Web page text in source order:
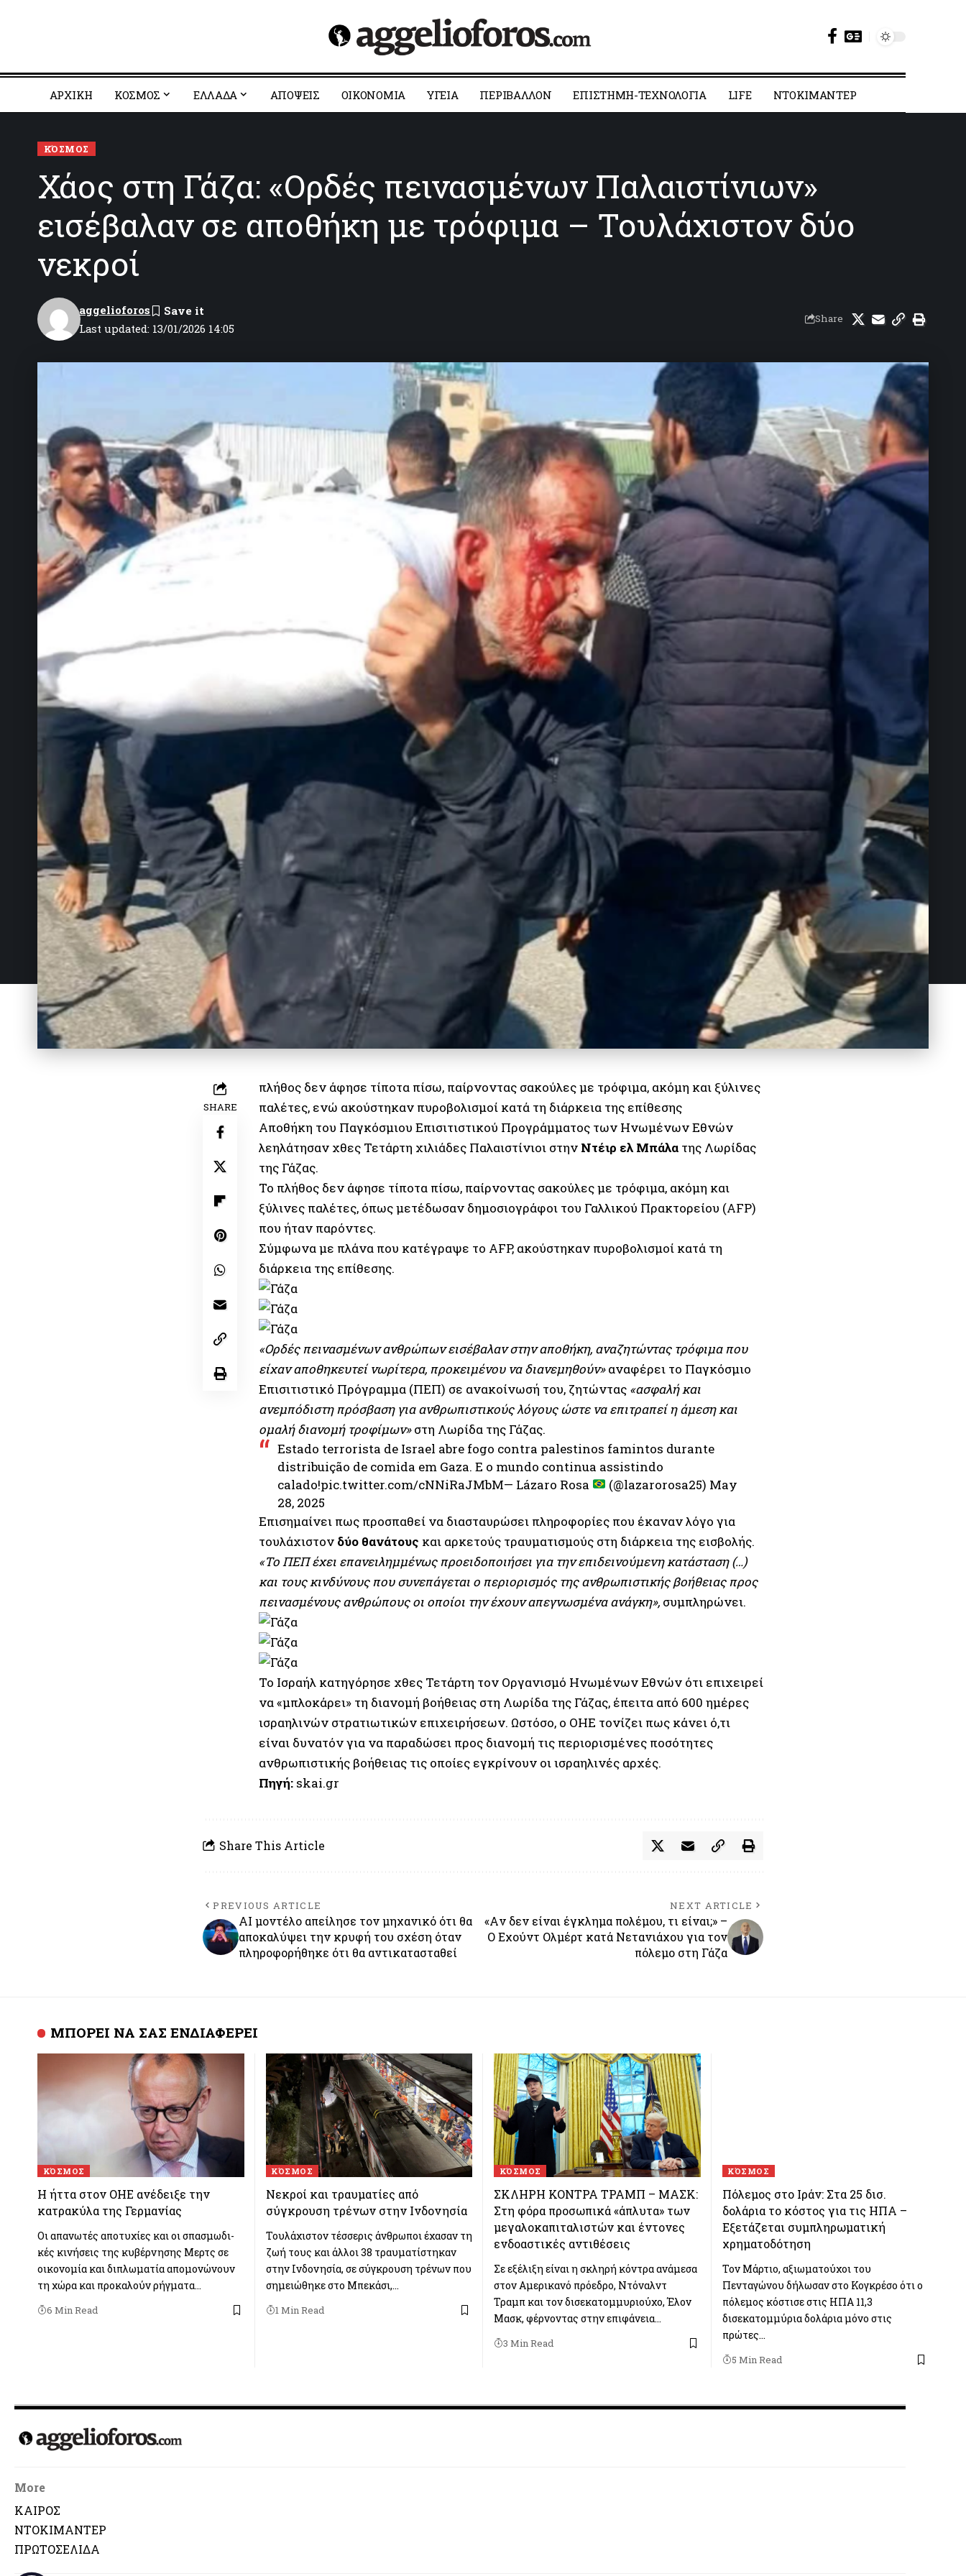
ΑΡΧΙΚΗ ΚΟΣΜΟΣ EΛΛΑΔΑ ΑΠΟΨΕΙΣ ΟΙΚΟΝΟΜΙΑ YΓΕΙΑ ΠΕΡΙΒΑΛΛΟΝ ΕΠΙΣΤΗΜΗ-ΤΕΧΝΟΛΟΓΙΑ LIFE ΝΤΟΚΙΜΑΝΤΕΡ
ΚΌΣΜΟΣ
Χάος στη Γάζα: «Ορδές πεινασμένων Παλαιστίνιων»
εισέβαλαν σε αποθήκη με τρόφιμα – Τουλάχιστον δύο
νεκροί
Last updated: 13/01/2026 14:05
aggelioforos
Share
SHARE
πλήθος δεν άφησε τίποτα πίσω, παίρνοντας σακούλες με τρόφιμα, ακόμη και ξύλινες
παλέτες, ενώ ακούστηκαν πυροβολισμοί κατά τη διάρκεια της επίθεσης
Αποθήκη του Παγκόσμιου Επισιτιστικού Προγράμματος των Ηνωμένων Εθνών
λεηλάτησαν χθες Τετάρτη χιλιάδες Παλαιστίνιοι στην Ντέιρ ελ Μπάλα της Λωρίδας
της Γάζας.
Το πλήθος δεν άφησε τίποτα πίσω, παίρνοντας σακούλες με τρόφιμα, ακόμη και
ξύλινες παλέτες, όπως μετέδωσαν δημοσιογράφοι του Γαλλικού Πρακτορείου (AFP)
που ήταν παρόντες.
Σύμφωνα με πλάνα που κατέγραψε το AFP, ακούστηκαν πυροβολισμοί κατά τη
διάρκεια της επίθεσης.
«Ορδές πεινασμένων ανθρώπων εισέβαλαν στην αποθήκη, αναζητώντας τρόφιμα που
είχαν αποθηκευτεί νωρίτερα, προκειμένου να διανεμηθούν»αναφέρει το Παγκόσμιο
Επισιτιστικό Πρόγραμμα (ΠΕΠ) σε ανακοίνωσή του, ζητώντας «ασφαλή και
ανεμπόδιστη πρόσβαση για ανθρωπιστικούς λόγους ώστε να επιτραπεί η άμεση και
ομαλή διανομή τροφίμων»στη Λωρίδα της Γάζας.
Estado terrorista de Israel abre fogo contra palestinos famintos durante
distribuição de comida em Gaza. E o mundo continua assistindo
calado!pic.twitter.com/cNNiRaJMbM— Lázaro Rosa (@lazarorosa25) May
28, 2025
Επισημαίνει πως προσπαθεί να διασταυρώσει πληροφορίες που έκαναν λόγο για
τουλάχιστον δύο θανάτους και αρκετούς τραυματισμούς στη διάρκεια της εισβολής.
«Το ΠΕΠ έχει επανειλημμένως προειδοποιήσει για την επιδεινούμενη κατάσταση (…)
και τους κινδύνους που συνεπάγεται ο περιορισμός της ανθρωπιστικής βοήθειας προς
πεινασμένους ανθρώπους οι οποίοι την έχουν απεγνωσμένα ανάγκη», συμπληρώνει.
Το Ισραήλ κατηγόρησε χθες Τετάρτη τον Οργανισμό Ηνωμένων Εθνών ότι επιχειρεί
να «μπλοκάρει» τη διανομή βοήθειας στη Λωρίδα της Γάζας, έπειτα από 600 ημέρες
ισραηλινών στρατιωτικών επιχειρήσεων. Ωστόσο, ο ΟΗΕ τονίζει πως κάνει ό,τι
είναι δυνατόν για να παραδώσει προς διανομή τις περιορισμένες ποσότητες
ανθρωπιστικής βοήθειας τις οποίες εγκρίνουν οι ισραηλινές αρχές.
Πηγή: skai.gr
Share This Article
PREVIOUS ARTICLE
AI μοντέλο απείλησε τον μηχανικό ότι θα
αποκαλύψει την κρυφή του σχέση όταν
πληροφορήθηκε ότι θα αντικατασταθεί
NEXT ARTICLE
«Aν δεν είναι έγκλημα πολέμου, τι είναι;» –
Ο Εχούντ Ολμέρτ κατά Νετανιάχου για τον
πόλεμο στη Γάζα
ΜΠΟΡΕΙ ΝΑ ΣΑΣ ΕΝΔΙΑΦΕΡΕΙ
ΚΌΣΜΟΣ
Η ήττα στον ΟΗΕ ανέδειξε την
κατρα­κύλα της Γερ­μα­νίας
Οι απα­νω­τές απο­τυ­χίες και οι σπα­σμω­δι­
κές κινήσεις της κυβέρ­νη­σης Μερτς σε
οικο­νο­μία και διπλω­μα­τία απο­μο­νώ­νουν
τη χώρα και προ­κα­λούν ρήγ­ματα…
6 Min Read
ΚΌΣΜΟΣ
Νεκροί και τραυματίες από
σύγκρουση τρένων στην Ινδονησία
Τουλάχιστον τέσσερις άνθρωποι έχασαν τη
ζωή τους και άλλοι 38 τραυματίστηκαν
στην Ινδονησία, σε σύγκρουση τρένων που
σημειώθηκε στο Μπεκάσι,…
1 Min Read
ΚΌΣΜΟΣ
ΣΚΛΗΡΗ ΚΟΝΤΡΑ ΤΡΑΜΠ – ΜΑΣΚ:
Στη φόρα προσωπικά «άπλυτα» των
μεγαλοκαπιταλιστών και έντονες
ενδοαστικές αντιθέσεις
Σε εξέλιξη είναι η σκληρή κόντρα ανάμεσα
στον Αμερικανό πρόεδρο, Ντόναλντ
Τραμπ και τον δισεκατομμυριούχο, Έλον
Μασκ, φέρνοντας στην επιφάνεια…
3 Min Read
ΚΌΣΜΟΣ
Πόλεμος στο Ιράν: Στα 25 δισ.
δολάρια το κόστος για τις ΗΠΑ –
Εξετάζεται συμπληρωματική
χρηματοδότηση
Τον Μάρτιο, αξιωματούχοι του
Πενταγώνου δήλωσαν στο Κογκρέσο ότι ο
πόλεμος κόστισε στις ΗΠΑ 11,3
δισεκατομμύρια δολάρια μόνο στις
πρώτες…
5 Min Read
More
ΚΑΙΡΟΣ
ΝΤΟΚΙΜΑΝΤΕΡ
ΠΡΩΤΟΣΕΛΙΔΑ